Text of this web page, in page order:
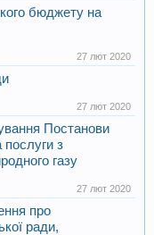
бюджету на
27 лют 2020
27 лют 2020
Постанови
з
газу
27 лют 2020
про
ради,